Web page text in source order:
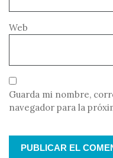
Web
Guarda mi nombre,
navegador para la